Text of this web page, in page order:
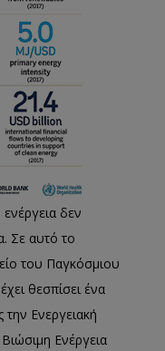
δεν
Σε αυτό το
του Παγκόσμιου
θεσπίσει ένα
Ενεργειακή
Ενέργεια